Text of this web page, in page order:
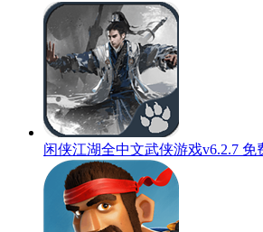
闲侠江湖全中文武侠游戏v6.2.7 免